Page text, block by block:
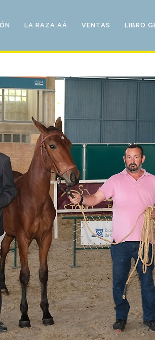
LA RAZA AÁ VENTAS LIBRO